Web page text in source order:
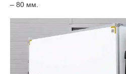
– 80 мм.